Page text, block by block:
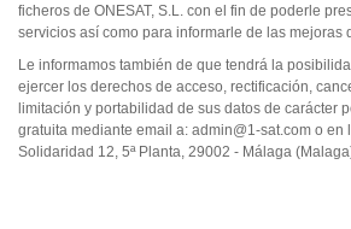
ficheros de ONESAT, S.L. con el fin de poderle
servicios así como para informarle de las mejoras
Le informamos también de que tendrá la
ejercer los derechos de acceso, rectificación,
limitación y portabilidad de sus datos de carácter
gratuita mediante email a: admin@1-sat.com o en
Solidaridad 12, 5ª Planta, 29002 - Málaga